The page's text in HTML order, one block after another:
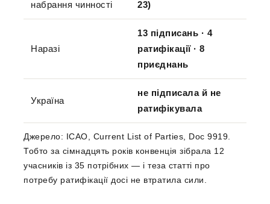
набрання чинності
23)
Наразі
13 підписань · 4
ратифікації · 8
приєднань
Україна
не підписала й не
ратифікувала
Джерело: ICAO, Current List of Parties, Doc 9919.
Тобто за сімнадцять років конвенція зібрала 12
учасників із 35 потрібних — і теза статті про
потребу ратифікації досі не втратила сили.